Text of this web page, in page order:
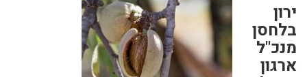
ירון
בלחסן
מנכ"ל
ארגון